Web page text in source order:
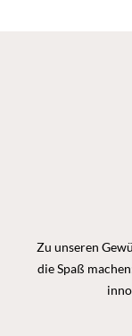
Zu unseren
die Spaß